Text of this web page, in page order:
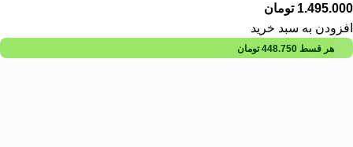
1.495.000 تومان
افزودن به سبد خرید
هر قسط 448.750 تومان